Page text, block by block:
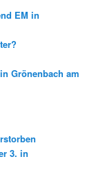
EM in
Grönenbach am
3. in